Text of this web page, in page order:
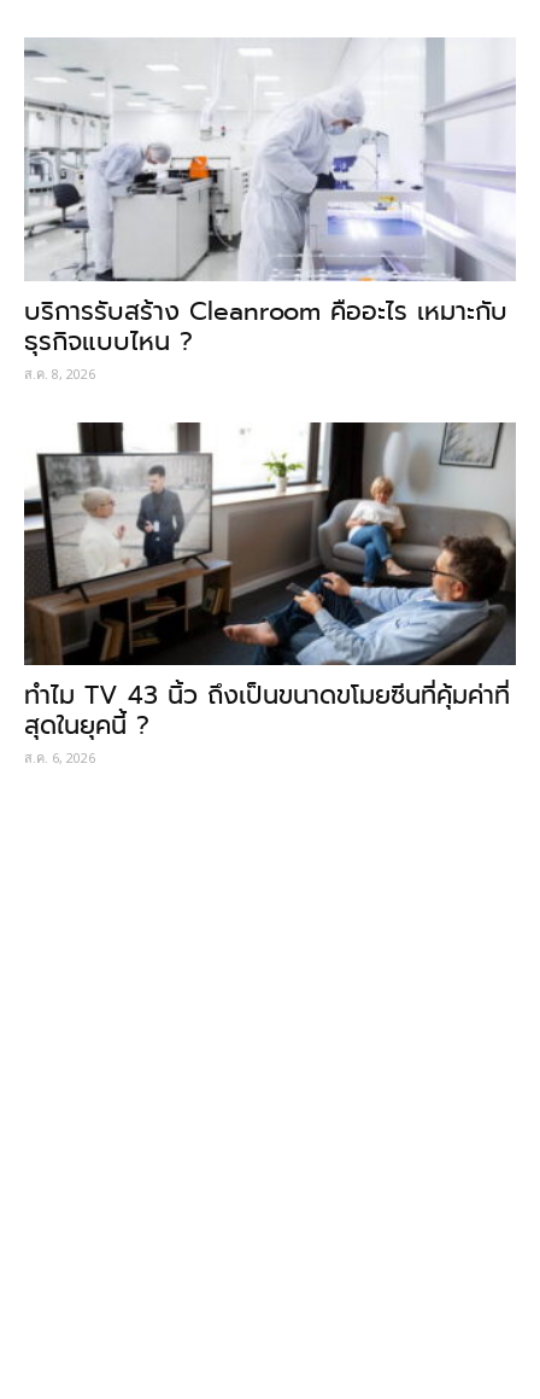
บริการรับสร้าง Cleanroom คืออะไร เหมาะกับ
ธุรกิจแบบไหน ?
ส.ค. 8, 2026
ทำไม TV 43 นิ้ว ถึงเป็นขนาดขโมยซีนที่คุ้มค่าที่
สุดในยุคนี้ ?
ส.ค. 6, 2026